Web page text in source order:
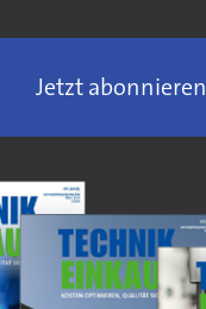
Jetzt abonnieren